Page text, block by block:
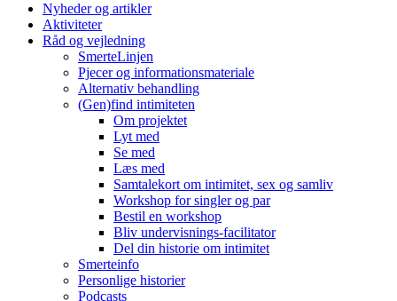
Nyheder og artikler
Aktiviteter
Råd og vejledning
SmerteLinjen
Pjecer og informationsmateriale
Alternativ behandling
(Gen)find intimiteten
Om projektet
Lyt med
Se med
Læs med
Samtalekort om intimitet, sex og samliv
Workshop for singler og par
Bestil en workshop
Bliv undervisnings-facilitator
Del din historie om intimitet
Smerteinfo
Personlige historier
Podcasts